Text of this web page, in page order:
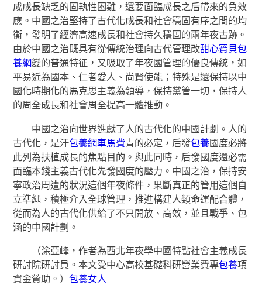
成成長缺乏的固執性困難，還要面臨成長之后帶來的負效
應。中國之治堅持了古代化成長和社會穩固有序之間的均
衡，發明了經濟高速成長和社會持久穩固的兩年夜古跡。
由於中國之治既具有從傳統治理向古代管理改甜心寶貝包
養網變的普通特征，又吸取了年夜國管理的優良傳統，如
平易近為國本、仁者愛人、尚賢使能；特殊是還保持以中
國化時期化的馬克思主義為領導，保持黨管一切，保持人
的周全成長和社會周全提高一體推動。
中國之治向世界進獻了人的古代化的中國計劃。人的
古代化，是汗包養網車馬費青的必定，后發包養國度必將
此列為扶植成長的焦點目的。與此同時，后發國度還必需
面臨本錢主義古代化先發國度的壓力。中國之治，保持安
寧政治周遭的狀況這個年夜條件，果斷真正的管用這個自
立準繩，積極介入全球管理，推進構建人類命運配合體，
從而為人的古代化供給了不只開放、高效，並且戰爭、包
涵的中國計劃。
（涂亞峰，作者為西北年夜學中國特點社會主義成長
研討院研討員。本文受中心高校基礎科研營業費專包養項
資金贊助。）包養女人